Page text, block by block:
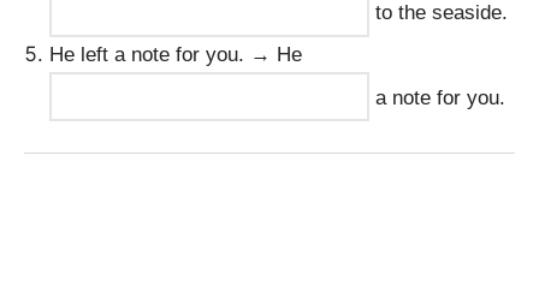
to the seaside.
He left a note for you. → He
a note for you.